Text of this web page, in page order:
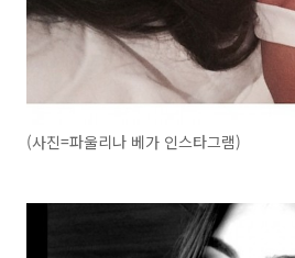
(사진=파울리나 베가 인스타그램)